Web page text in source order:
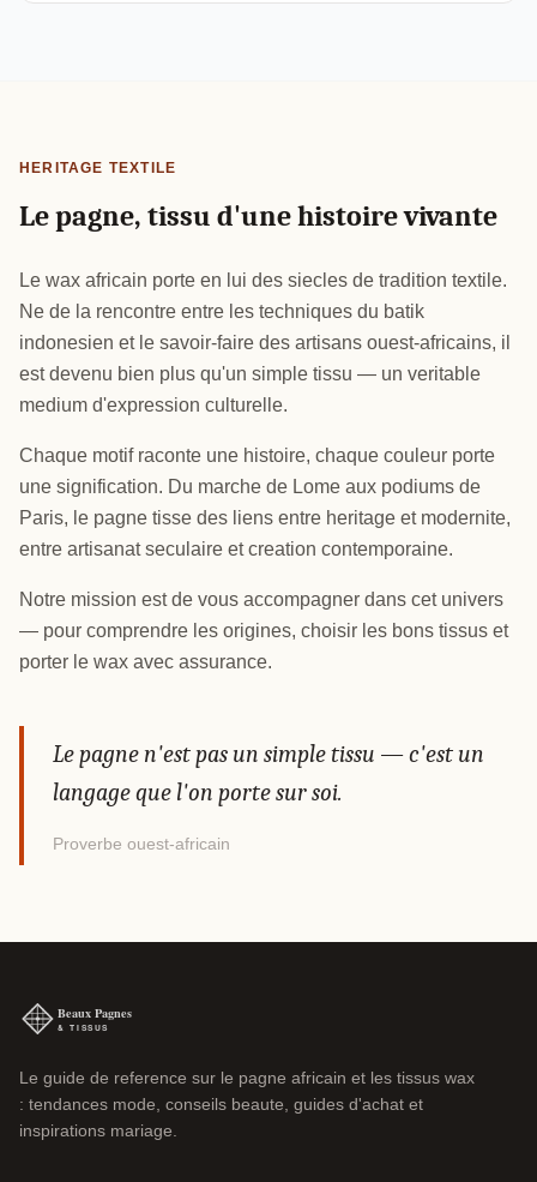
HERITAGE TEXTILE
Le pagne, tissu d'une histoire vivante
Le wax africain porte en lui des siecles de tradition textile.
Ne de la rencontre entre les techniques du batik
indonesien et le savoir-faire des artisans ouest-africains, il
est devenu bien plus qu'un simple tissu — un veritable
medium d'expression culturelle.
Chaque motif raconte une histoire, chaque couleur porte
une signification. Du marche de Lome aux podiums de
Paris, le pagne tisse des liens entre heritage et modernite,
entre artisanat seculaire et creation contemporaine.
Notre mission est de vous accompagner dans cet univers
— pour comprendre les origines, choisir les bons tissus et
porter le wax avec assurance.
Le pagne n'est pas un simple tissu — c'est un
langage que l'on porte sur soi.
Proverbe ouest-africain
Le guide de reference sur le pagne africain et les tissus wax
: tendances mode, conseils beaute, guides d'achat et
inspirations mariage.